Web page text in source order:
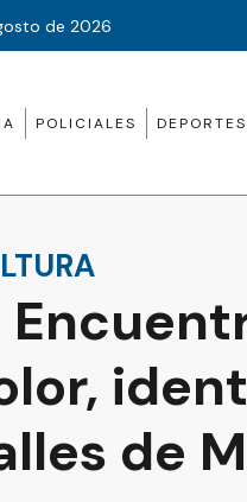
de 2026
POLICIALES DEPORTES
de